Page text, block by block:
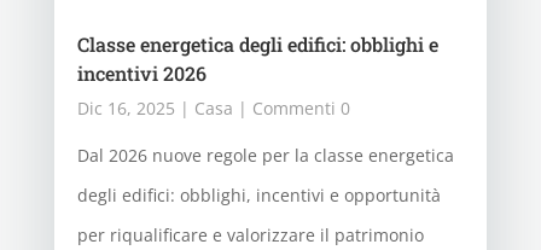
Classe energetica degli edifici: obblighi e
incentivi 2026
Dic 16, 2025 | Casa | Commenti 0
Dal 2026 nuove regole per la classe energetica
degli edifici: obblighi, incentivi e opportunità
per riqualificare e valorizzare il patrimonio